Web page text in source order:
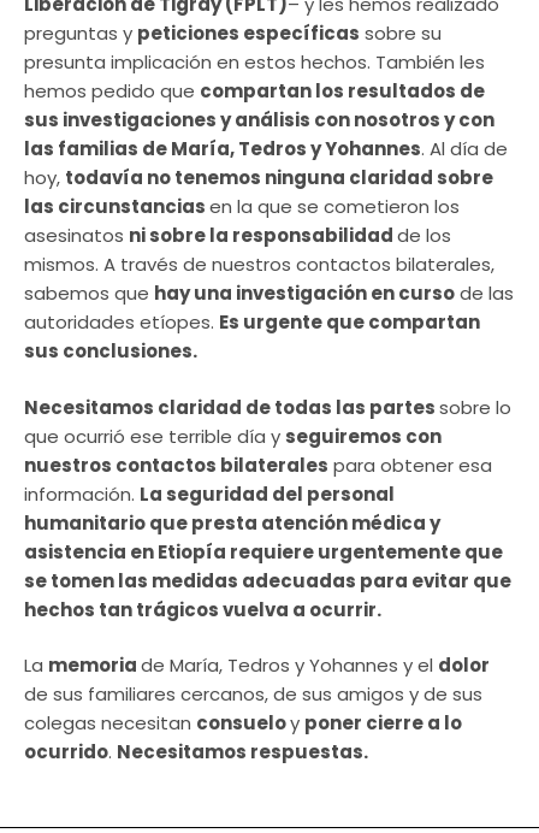
preguntas y peticiones específicas sobre su
presunta implicación en estos hechos. También les
hemos pedido que compartan los resultados de
sus investigaciones y análisis con nosotros y con
las familias de María, Tedros y Yohannes. Al día de
hoy, todavía no tenemos ninguna claridad sobre
las circunstanciasen la que se cometieron los
asesinatos ni sobre la responsabilidadde los
mismos. A través de nuestros contactos bilaterales,
sabemos que hay una investigación en cursode las
autoridades etíopes. Es urgente que compartan
sus conclusiones.
Necesitamos claridad de todas las partessobre lo
que ocurrió ese terrible día y seguiremos con
nuestros contactos bilaterales para obtener esa
información. La seguridad del personal
humanitario que presta atención médica y
asistencia en Etiopía requiere urgentemente que
se tomen las medidas adecuadas para evitar que
hechos tan trágicos vuelva a ocurrir.
La memoriade María, Tedros y Yohannes y el dolor
de sus familiares cercanos, de sus amigos y de sus
colegas necesitan consueloy poner cierre a lo
ocurrido. Necesitamos respuestas.